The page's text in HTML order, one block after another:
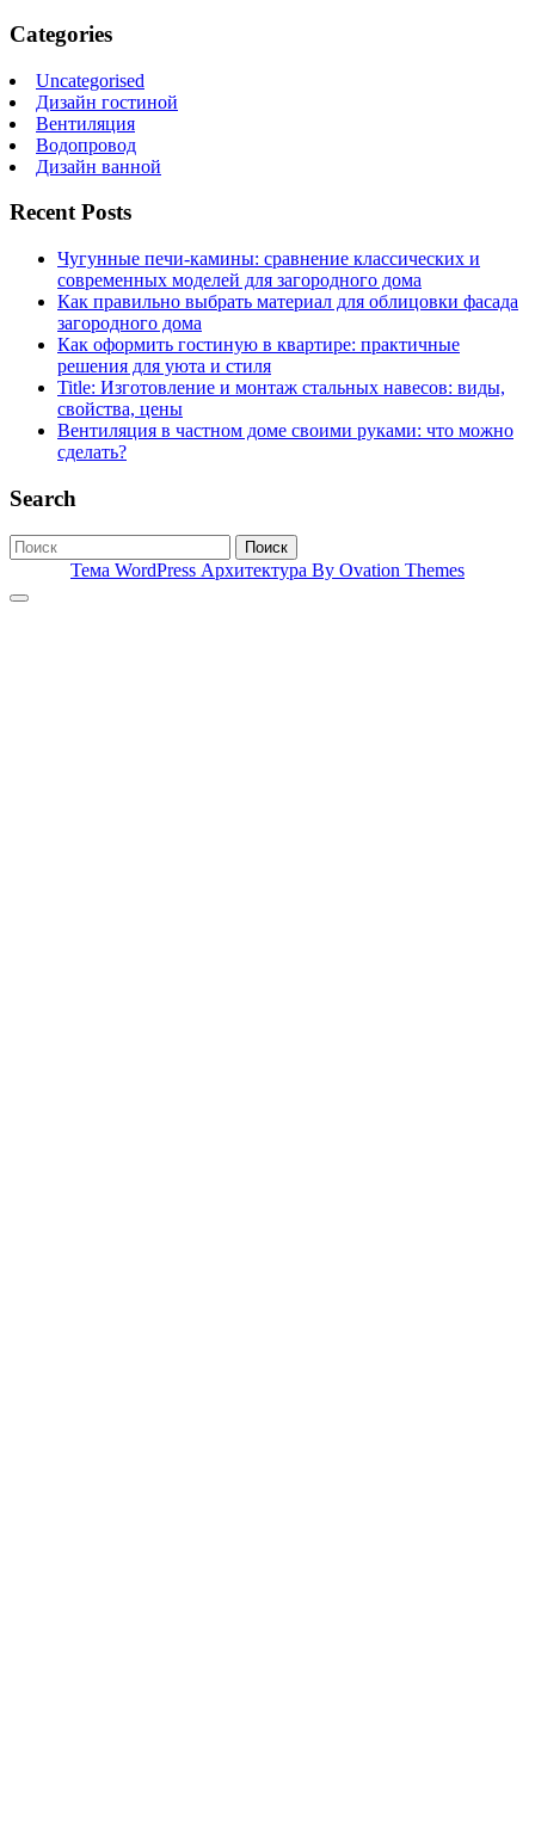
Categories
Uncategorised
Дизайн гостиной
Вентиляция
Водопровод
Дизайн ванной
Recent Posts
Чугунные печи-камины: сравнение классических и
современных моделей для загородного дома
Как правильно выбрать материал для облицовки фасада
загородного дома
Как оформить гостиную в квартире: практичные
решения для уюта и стиля
Title: Изготовление и монтаж стальных навесов: виды,
свойства, цены
Вентиляция в частном доме своими руками: что можно
сделать?
Search
Поиск
Тема WordPress Архитектура By Ovation Themes